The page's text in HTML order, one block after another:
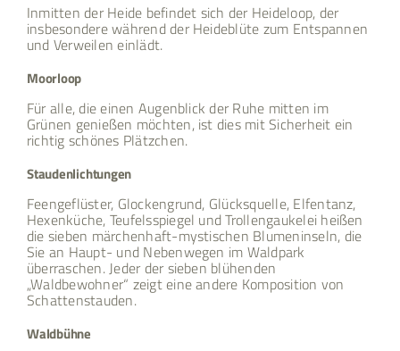
Inmitten der Heide befindet sich der Heideloop, der
insbesondere während der Heideblüte zum Entspannen
und Verweilen einlädt.
Moorloop
Für alle, die einen Augenblick der Ruhe mitten im
Grünen genießen möchten, ist dies mit Sicherheit ein
richtig schönes Plätzchen.
Staudenlichtungen
Feengeflüster, Glockengrund, Glücksquelle, Elfentanz,
Hexenküche, Teufelsspiegel und Trollengaukelei heißen
die sieben märchenhaft-mystischen Blumeninseln, die
Sie an Haupt- und Nebenwegen im Waldpark
überraschen. Jeder der sieben blühenden
„Waldbewohner“ zeigt eine andere Komposition von
Schattenstauden.
Waldbühne